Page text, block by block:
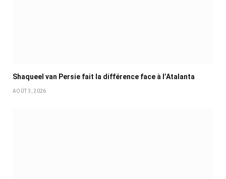
Shaqueel van Persie fait la différence face à l’Atalanta
AOÛT 3, 2026